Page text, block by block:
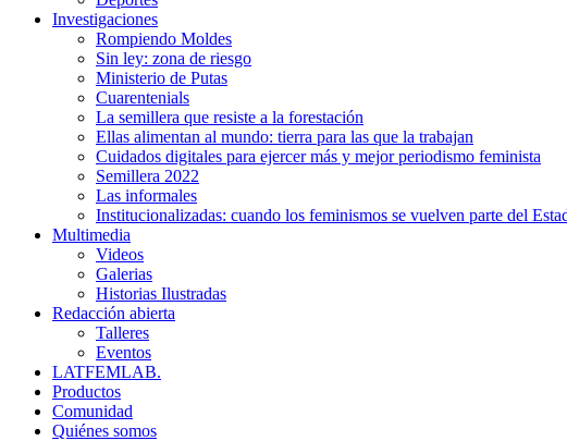
Investigaciones
Rompiendo Moldes
Sin ley: zona de riesgo
Ministerio de Putas
Cuarentenials
La semillera que resiste a la forestación
Ellas alimentan al mundo: tierra para las que la trabajan
Cuidados digitales para ejercer más y mejor periodismo feminista
Semillera 2022
Las informales
Institucionalizadas: cuando los feminismos se vuelven parte del
Multimedia
Videos
Galerias
Historias Ilustradas
Redacción abierta
Talleres
Eventos
LATFEMLAB.
Productos
Comunidad
Quiénes somos